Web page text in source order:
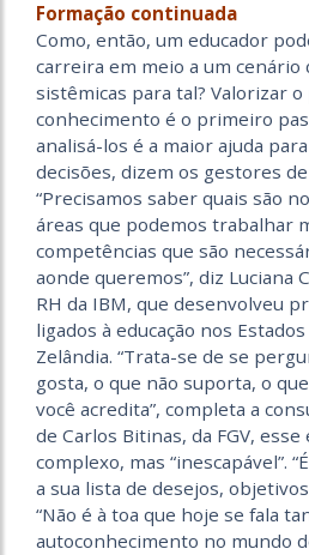
Formação continuada
Como, então, um educador
carreira em meio a um cenário
sistêmicas para tal? Valorizar
conhecimento é o primeiro
analisá-los é a maior ajuda
decisões, dizem os gestores
“Precisamos saber quais são
áreas que podemos trabalhar
competências que são
aonde queremos”, diz Luciana
RH da IBM, que desenvolveu
ligados à educação nos
Zelândia. “Trata-se de se
gosta, o que não suporta, o
você acredita”, completa a
de Carlos Bitinas, da FGV,
complexo, mas “inescapável”.
a sua lista de desejos,
“Não é à toa que hoje se fala
autoconhecimento no mundo